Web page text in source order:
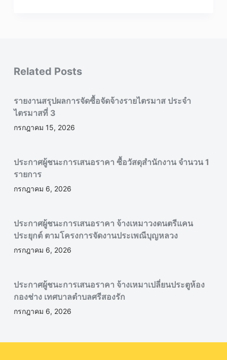
Related Posts
รายงานสรุปผลการจัดซื้อจัดจ้างรายไตรมาส ประจำ
ไตรมาสที่ 3
กรกฎาคม 15, 2026
ประกาศผู้ชนะการเสนอราคา ซื้อวัสดุสำนักงาน จำนวน 1
รายการ
กรกฎาคม 6, 2026
ประกาศผู้ชนะการเสนอราคา จ้างเหมาวงดนตรีแคน
ประยุกต์ ตามโครงการจัดงานประเพณีบุญหลวง
กรกฎาคม 6, 2026
ประกาศผู้ชนะการเสนอราคา จ้างเหมาเปลี่ยนประตูห้อง
กองช่าง เทศบาลตำบลศรีสองรัก
กรกฎาคม 6, 2026